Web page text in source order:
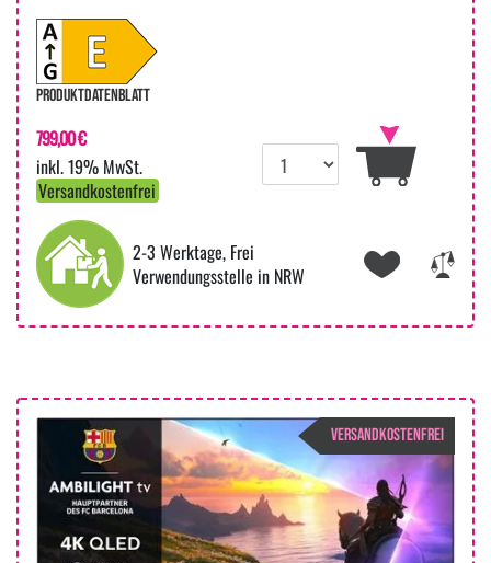
PRODUKTDATENBLATT
799,00 €
inkl. 19% MwSt.
Versandkostenfrei
2-3 Werktage, Frei
Verwendungsstelle in NRW
VERSANDKOSTENFREI